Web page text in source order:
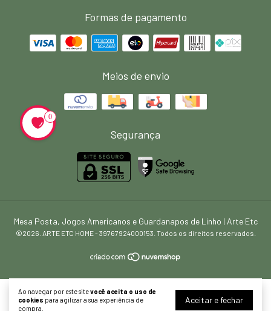
Ao navegar por este sitevocê aceita o uso de
cookies para agilizar a sua experiência de
compra.
Aceitar e fechar
Formas de pagamento
Meios de envio
Segurança
Mesa Posta, Jogos Americanos e Guardanapos de Linho | Arte Etc
©2026. ARTE ETC HOME - 39767924000153. Todos os direitos reservados.
0